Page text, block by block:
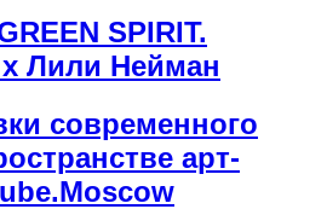
SPIRIT.
Лили Нейман
современного
арт-